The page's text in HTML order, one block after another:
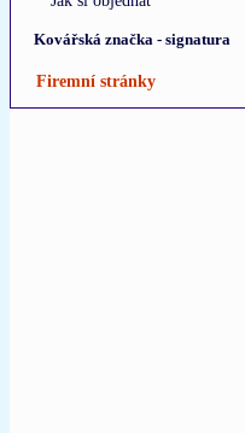
Kovářská značka - signatura
Firemní stránky